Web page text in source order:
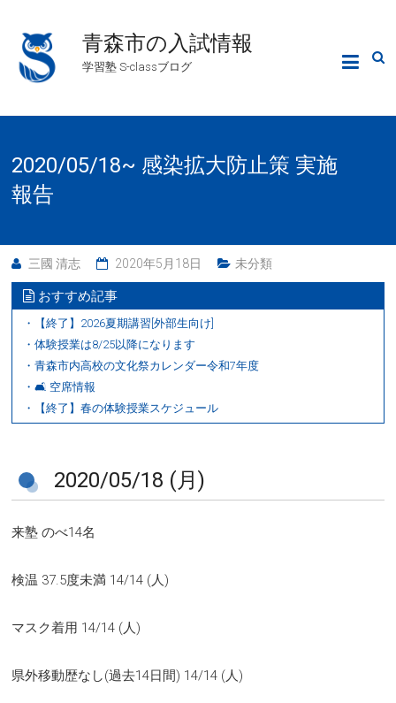
青森市の入試情報
学習塾 S-classブログ
2020/05/18~ 感染拡大防止策 実施
報告
三國 清志 2020年5月18日 未分類
おすすめ記事
・【終了】2026夏期講習[外部生向け]
・体験授業は8/25以降になります
・青森市内高校の文化祭カレンダー令和7年度
・🛋 空席情報
・【終了】春の体験授業スケジュール
2020/05/18 (月)
来塾 のべ14名
検温 37.5度未満 14/14 (人)
マスク着用 14/14 (人)
県外移動歴なし(過去14日間) 14/14 (人)